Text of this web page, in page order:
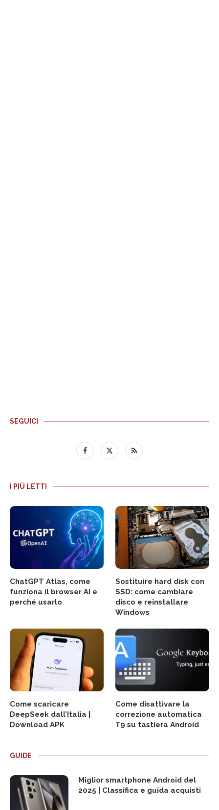
SEGUICI
I PIÙ LETTI
ChatGPT Atlas, come
funziona il browser AI e
perché usarlo
Sostituire hard disk con
SSD: come cambiare
disco e reinstallare
Windows
Come scaricare
DeepSeek dall’Italia |
Download APK
Come disattivare la
correzione automatica
T9 su tastiera Android
GUIDE
Miglior smartphone Android del
2025 | Classifica e guida acquisti